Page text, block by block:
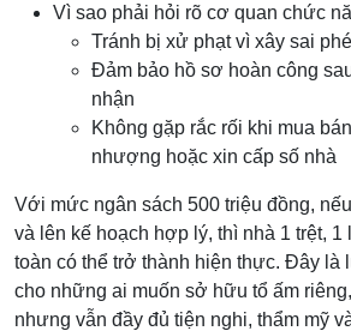
Vì sao phải hỏi rõ cơ quan chức
Tránh bị xử phạt vì xây sai
Đảm bảo hồ sơ hoàn công
nhận
Không gặp rắc rối khi mua
nhượng hoặc xin cấp số nhà
Với mức ngân sách 500 triệu đồng,
và lên kế hoạch hợp lý, thì nhà 1 trệt, 1
toàn có thể trở thành hiện thực. Đây là
cho những ai muốn sở hữu tổ ấm
nhưng vẫn đầy đủ tiện nghi, thẩm mỹ